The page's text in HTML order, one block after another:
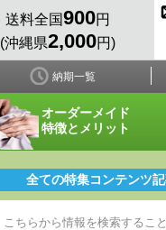
送料全国900円
(沖縄県2,000円)
納期一覧
オーダーメイド
特徴とメリット
全ての特集コンテンツ
こちらから情報を検索するこ